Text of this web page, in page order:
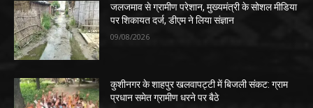
जलजमाव से ग्रामीण परेशान, मुख्यमंत्री के सोशल मीडिया
पर शिकायत दर्ज, डीएम ने लिया संज्ञान
09/08/2026
कुशीनगर के शाहपुर खलवापट्टी में बिजली संकट: ग्राम
प्रधान समेत ग्रामीण धरने पर बैठे